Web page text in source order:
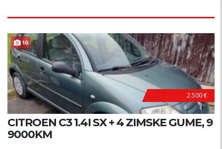
10 PRILIKA !
2.500 €
CITROEN C3 1.4I SX + 4 ZIMSKE GUME, 9
9000KM